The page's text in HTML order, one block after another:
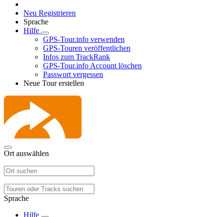
Neu Registrieren
Sprache
Hilfe
GPS-Tour.info verwenden
GPS-Touren veröffentlichen
Infos zum TrackRank
GPS-Tour.info Account löschen
Passwort vergessen
Neue Tour erstellen
Ort auswählen
Sprache
Hilfe